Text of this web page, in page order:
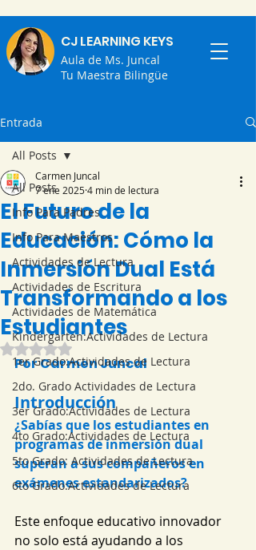
CJ LEARNING KEYS
Aula de Ms. Juncal
Tu Maestra Bilingüe
Entrada
All Posts
Info Para Padres
Info Para Maestros
Actividades de Lectura
Actividades de Escritura
Actividades de Matemática
Kindergarten:Actividades de Lectura
1er Grado:Actividades de Lectura
2do. Grado Actividades de Lectura
3er Grado:Actividades de Lectura
4to Grado:Actividades de Lectura
5to Grado: Actividades de Lectura
6to Grado:Actividades de Lectura
All Posts
El Futuro de la
Educación: Cómo la
Inmersión Dual Está
Transformando a los
Estudiantes
Carmen Juncal
7 ene 20254 min de lectura
Obtuvo NaN de 5 estrellas.
Por Carmen Juncal
Introducción
¿Sabías que los estudiantes en
programas de inmersión dual
superan a sus compañeros en
exámenes estandarizados?
Este enfoque educativo innovador
no solo está ayudando a los